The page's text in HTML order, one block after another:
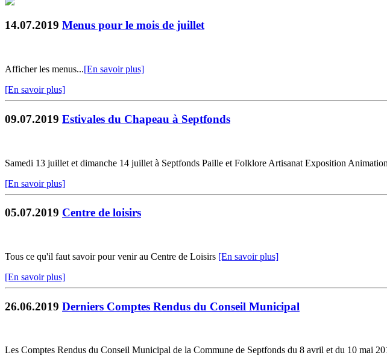
14.07.2019 Menus pour le mois de juillet
Afficher les menus...[En savoir plus]
[En savoir plus]
09.07.2019 Estivales du Chapeau à Septfonds
Samedi 13 juillet et dimanche 14 juillet à Septfonds Paille et Folklore Artisanat Exposition
[En savoir plus]
05.07.2019 Centre de loisirs
Tous ce qu'il faut savoir pour venir au Centre de Loisirs [En savoir plus]
[En savoir plus]
26.06.2019 Derniers Comptes Rendus du Conseil Municipal
Les Comptes Rendus du Conseil Municipal de la Commune de Septfonds du 8 avril et du 10 mai